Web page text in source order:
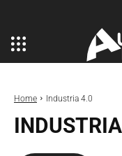
Home Industria 4.0